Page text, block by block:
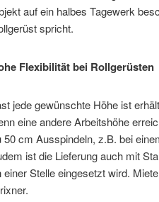
auf ein halbes Tagewerk
spricht.
Flexibilität bei
jede gewünschte Höhe ist
eine andere Arbeitshöhe
50 cm Ausspindeln, z.B. bei
ist die Lieferung auch mit
einer Stelle eingesetzt wird.